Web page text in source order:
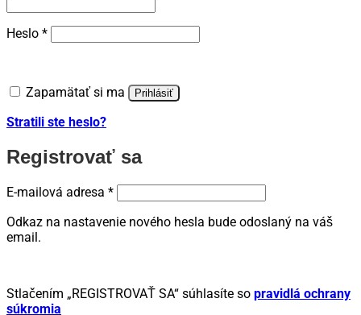
Heslo *Povinné
Zapamätať si ma Prihlásiť
Stratili ste heslo?
Registrovať sa
E-mailová adresa *Povinné
Odkaz na nastavenie nového hesla bude odoslaný na váš
email.
Stlačením „REGISTROVAŤ SA“ súhlasíte so pravidlá ochrany
súkromia